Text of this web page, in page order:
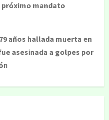
mandato
años hallada muerta en
asesinada a golpes por